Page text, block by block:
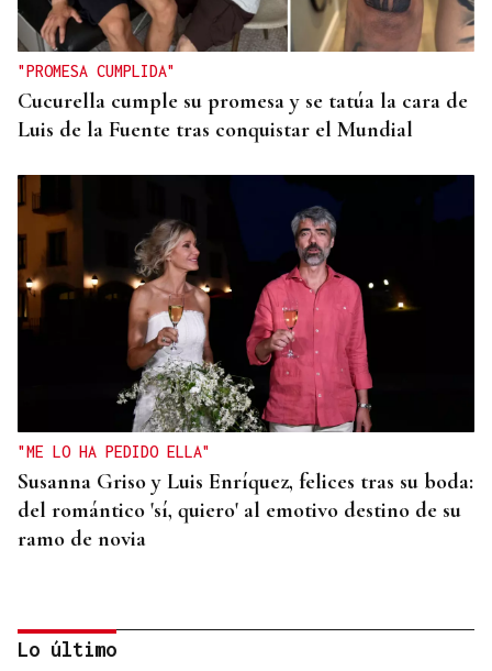
"PROMESA CUMPLIDA"
Cucurella cumple su promesa y se tatúa la cara de
Luis de la Fuente tras conquistar el Mundial
"ME LO HA PEDIDO ELLA"
Susanna Griso y Luis Enríquez, felices tras su boda:
del romántico 'sí, quiero' al emotivo destino de su
ramo de novia
Lo último